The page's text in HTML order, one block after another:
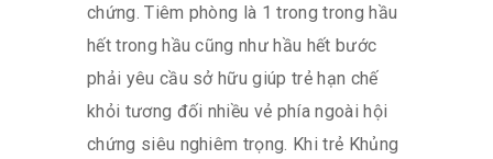
chứng. Tiêm phòng là 1 trong trong hầu
hết trong hầu cũng như hầu hết bước
phải yêu cầu sở hữu giúp trẻ hạn chế
khỏi tương đối nhiều vẻ phía ngoài hội
chứng siêu nghiêm trọng. Khi trẻ Khủng